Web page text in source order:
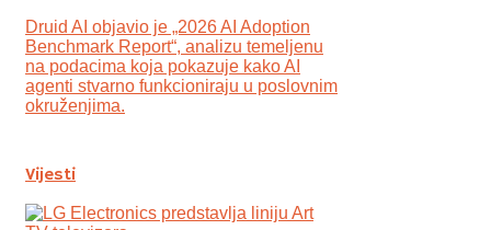
Druid AI objavio je „2026 AI Adoption
Benchmark Report“, analizu temeljenu
na podacima koja pokazuje kako AI
agenti stvarno funkcioniraju u poslovnim
okruženjima.
Vijesti